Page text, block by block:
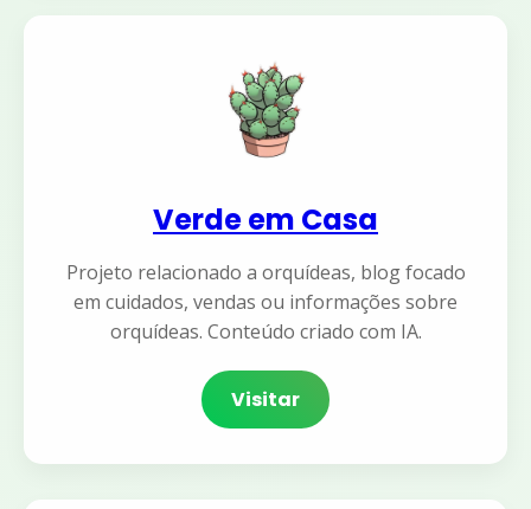
Verde em Casa
Projeto relacionado a orquídeas, blog focado
em cuidados, vendas ou informações sobre
orquídeas. Conteúdo criado com IA.
Visitar